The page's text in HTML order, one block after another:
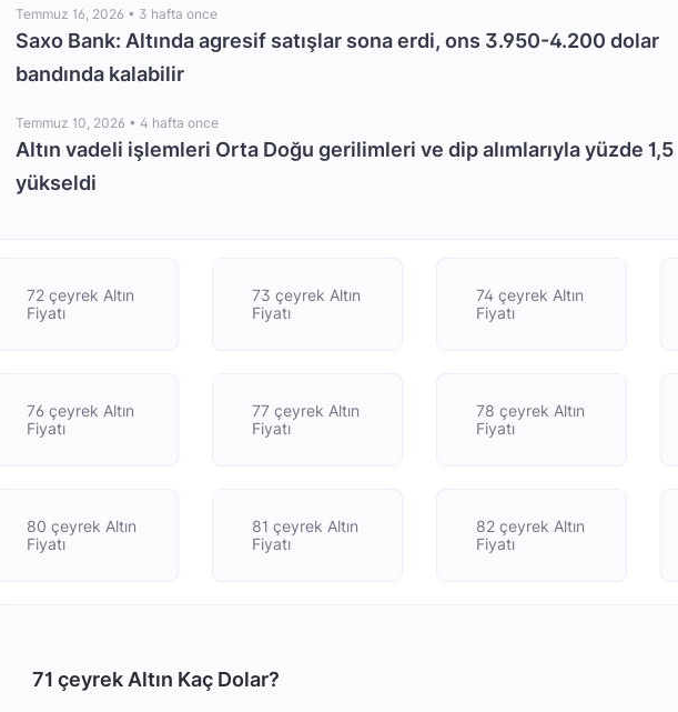
Temmuz 16, 2026 • 3 hafta once
Saxo Bank: Altında agresif satışlar sona erdi, ons 3.950-4.200 dolar
bandında kalabilir
Temmuz 10, 2026 •4 hafta once
Altın vadeli işlemleri Orta Doğu gerilimleri ve dip alımlarıyla yüzde 1,5
yükseldi
72 çeyrek Altın
Fiyatı
73 çeyrek Altın
Fiyatı
74 çeyrek Altın
Fiyatı
76 çeyrek Altın
Fiyatı
77 çeyrek Altın
Fiyatı
78 çeyrek Altın
Fiyatı
80 çeyrek Altın
Fiyatı
81 çeyrek Altın
Fiyatı
82 çeyrek Altın
Fiyatı
71 çeyrek Altın Kaç Dolar?